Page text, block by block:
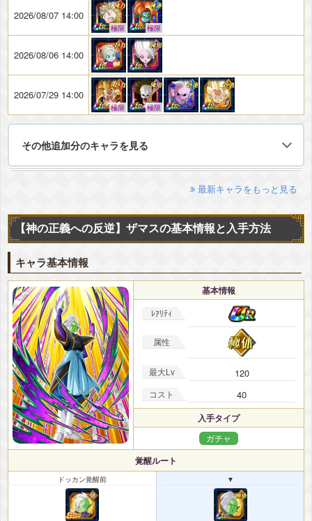
2026/08/07 14:00
極限 極限
2026/08/06 14:00
2026/07/29 14:00
極限 極限
その他追加分のキャラを見る
最新キャラをもっと見る
【神の正義への反逆】ザマスの基本情報と入手方法
キャラ基本情報
基本情報
ﾚｱﾘﾃｨ
属性
最大Lv 120
コスト 40
入手タイプ
ガチャ
覚醒ルート
ドッカン覚醒前 ▼